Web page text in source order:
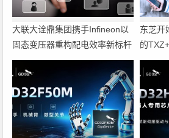
大联大诠鼎集团携手Infineon以
固态变压器重构配电效率新标杆
东芝开
的
载Arm
控制器